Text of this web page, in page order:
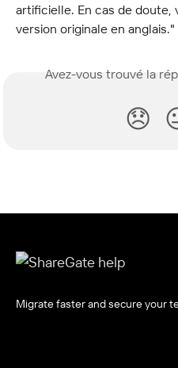
artificielle. En cas de doute,
version originale en anglais."
Avez-vous trouvé la
😞
Migrate faster and secure your